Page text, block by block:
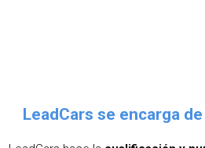
LeadCars se encarga